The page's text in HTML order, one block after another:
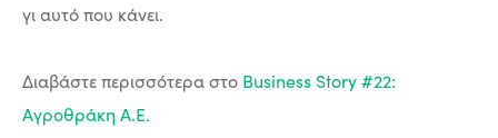
γι αυτό που κάνει.
Διαβάστε περισσότερα στο Business Story #22:
Αγροθράκη Α.Ε.